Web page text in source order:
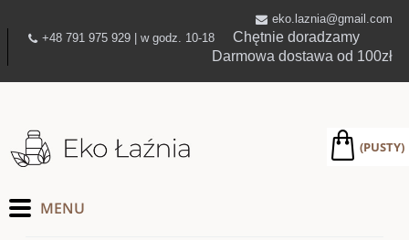
eko.laznia@gmail.com
+48 791 975 929 | w godz. 10-18 Chętnie doradzamy
Darmowa dostawa od 100zł
(PUSTY)